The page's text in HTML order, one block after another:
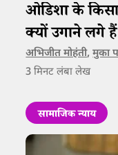
ओडिशा के
क्यों उगाने लगे
अभिजीत मोहंती,मुका
3 मिनट लंबा लेख
सामाजिक न्याय